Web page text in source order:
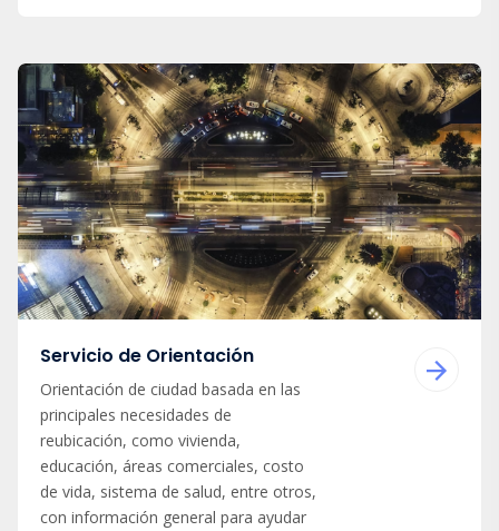
Servicio de Orientación
Orientación de ciudad basada en las
principales necesidades de
reubicación, como vivienda,
educación, áreas comerciales, costo
de vida, sistema de salud, entre otros,
con información general para ayudar